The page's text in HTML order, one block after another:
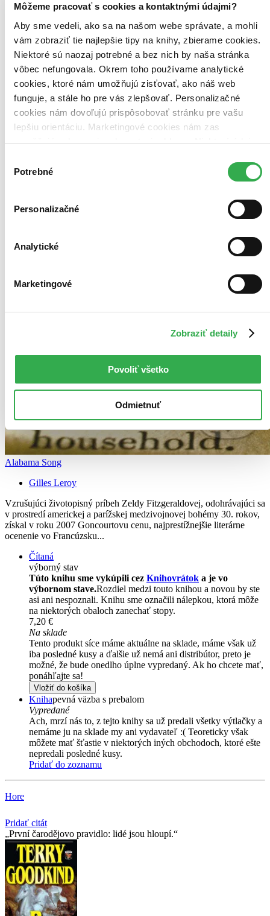
Môžeme pracovať s cookies a kontaktnými údajmi?
Aby sme vedeli, ako sa na našom webe správate, a mohli
vám zobraziť tie najlepšie tipy na knihy, zbierame cookies.
Niektoré sú naozaj potrebné a bez nich by naša stránka
vôbec nefungovala. Okrem toho používame analytické
cookies, ktoré nám umožňujú zisťovať, ako náš web
funguje, a stále ho pre vás zlepšovať. Personalizačné
cookies nám dovoľujú prispôsobovať stránku pre vašu
lepšiu orientáciu. Marketingové cookies nám zas
umožňujú zobrazenie relevantnej reklamy. Niektoré údaje
keby sme mohli používať všetky tieto cookies. Ďakujeme!
súhlasu
Potrebné
Personalizačné
Analytické
Marketingové
Zobraziť detaily
Povoliť všetko
Odmietnuť
Alabama Song
Gilles Leroy
Vzrušujúci životopisný príbeh Zeldy Fitzgeraldovej, odohrávajúci sa
v prostredí americkej a parížskej medzivojnovej bohémy 30. rokov,
získal v roku 2007 Goncourtovu cenu, najprestížnejšie literárne
ocenenie vo Francúzsku...
Čítaná
výborný stav
Túto knihu sme vykúpili cez Knihovrátok a je vo
výbornom stave.Rozdiel medzi touto knihou a novou by ste
asi ani nespoznali. Knihu sme označili nálepkou, ktorá môže
na niektorých obaloch zanechať stopy.
7,20 €
Na sklade
Tento produkt síce máme aktuálne na sklade, máme však už
iba posledné kusy a ďalšie už nemá ani distribútor, preto je
možné, že bude onedlho úplne vypredaný. Ak ho chcete mať,
ponáhľajte sa!
Vložiť do košíka
Knihapevná väzba s prebalom
Vypredané
Ach, mrzí nás to, z tejto knihy sa už predali všetky výtlačky a
nemáme ju na sklade my ani vydavateľ :( Teoreticky však
môžete mať šťastie v niektorých iných obchodoch, ktoré ešte
nepredali posledné kusy.
Pridať do zoznamu
Hore
Pridať citát
První čarodějovo pravidlo: lidé jsou hloupí.